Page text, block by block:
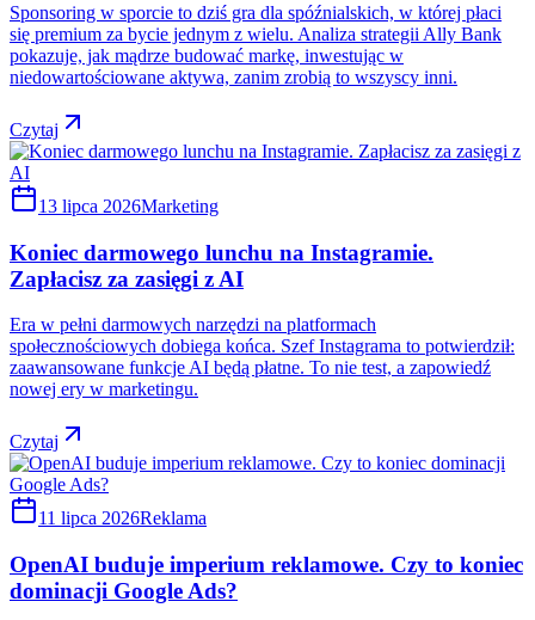
Sponsoring w sporcie to dziś gra dla spóźnialskich, w której płaci
się premium za bycie jednym z wielu. Analiza strategii Ally Bank
pokazuje, jak mądrze budować markę, inwestując w
niedowartościowane aktywa, zanim zrobią to wszyscy inni.
Czytaj
13 lipca 2026Marketing
Koniec darmowego lunchu na Instagramie.
Zapłacisz za zasięgi z AI
Era w pełni darmowych narzędzi na platformach
społecznościowych dobiega końca. Szef Instagrama to potwierdził:
zaawansowane funkcje AI będą płatne. To nie test, a zapowiedź
nowej ery w marketingu.
Czytaj
11 lipca 2026Reklama
OpenAI buduje imperium reklamowe. Czy to koniec
dominacji Google Ads?